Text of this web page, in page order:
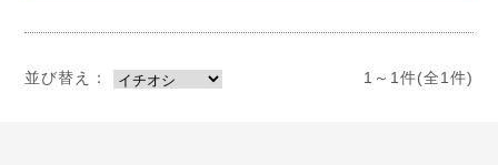
並び替え： 1～1件(全1件)